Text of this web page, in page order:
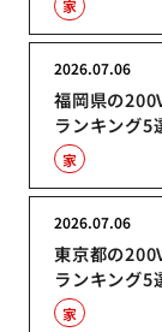
家
福岡県の
ランキング5
2026.07.06
家
東京都の
ランキング5
2026.07.06
家